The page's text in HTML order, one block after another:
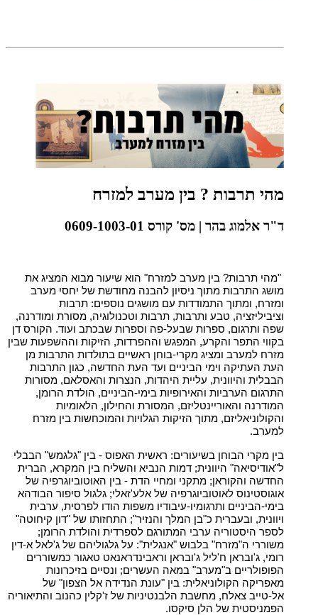
מהי תרבות ? בין מערב למזרח
ד"ר אלמוג בהר | מס' קורס 0609-1003-01
"מהי תרבות? בין מערב למזרח" הוא שיעור מבוא המציג את
מושג התרבות מתוך ניסיון להבנה מחודשת של יחסי מערב
ומזרח, ומתוך התמודדות עם מושגים נוספים: תרבות
וציביליזציה, טבע ותרבות, תרבות וטכנולוגיה, מסורת ומודרנה,
שפה ותרגום, ספרות שבעל-פה וספרות שבכתב ועוד. הקורס דן
בקווי התפר והקרע, המפגש וההפרדות, הזיקות וההשפעות שבין
מזרח למערב ומציג מקרי-בוחן ראשיים בתולדות התרבות מן
העת העתיקה וימי הביניים ועד העת החדשה, כגון התרבות
הבבלית והיוונית, עליית היהדות, הנצרות והאסלאם, מסורות
התרגום הערביות והאירופיות בימי-הביניים, הולדת הרומן,
המודרנה והאוריינטליזם, המסורת והחילון, הלאומיות
והקולוניאליזם, מתוך הזיקות הגלויות והמוכחשות בין מזרח
למערב.
בין מקרי הבוחן בשיעורים: ראשית האפוס - בין "גלגמש" הבבלי
ל"אודיסיאה" היוונית; דמות הנביא והשליח בין המקרא, הברית
החדשה והקוראן; מתקני ומחיי הדת - בין האוטוביוגרפיה של
אוגוסטינוס לאוטוביוגרפיה של אלע'זאלי; גלגול סיפור הבודהא
בימי-הביניים ותרגומיו-עיבודיו משפות הודו לפרסית, ערבית
ויוונית, ובעברית כ"בן המלך והנזיר"; התחזותו של "דון קיחוטה"
לספר היסטוריה ערבי המתורגם לספרדית והולדת הרומן;
משוררי ה"מזרח" בלבוש "אנגלית": על גלגוליהם של ג'לאל א-דין
רומי, ג'ובראן ח'ליל ג'ובראן וראבינדראנאט טאגור כמשוררים
הפופולריים ב"מערב" במאה העשרים; ונסיים בזיכרונות
מאפריקה הקולוניאלית: בין "עונת הנדידה אל הצפון" של
אל-טייב צאלח, מחשבת הלבנטיניות של ז'קלין כהנוב והתיאוריה
הפמניסטית של הלן סיקסו.